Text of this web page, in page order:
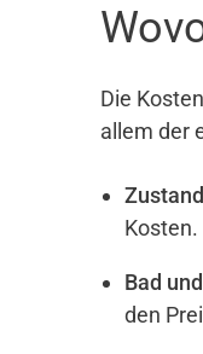
Die
allem der
Kosten.
Bad
den